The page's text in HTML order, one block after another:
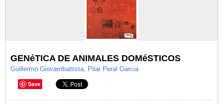
GENéTICA DE ANIMALES DOMéSTICOS
Guillermo Giovambattista, Pilar Peral Garcia
Save